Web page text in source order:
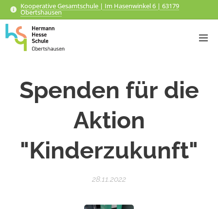
Kooperative Gesamtschule | Im Hasenwinkel 6 | 63179
Obertshausen
Spenden für die
Aktion
"Kinderzukunft"
28.11.2022